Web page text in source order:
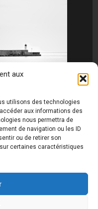
aux
utilisons des technologies
aux informations des
nous permettra de
de navigation ou les ID
ou de retirer son
certaines caractéristiques
les photos de ce site sont
et sont protégées par le